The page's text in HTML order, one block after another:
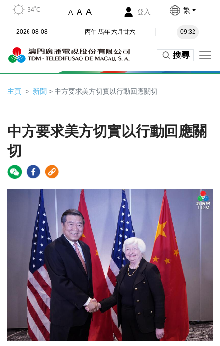
34˚C A A A 登入 繁
2026-08-08 丙午 馬年 六月廿六 09:32
搜尋
主頁 新聞 > 中方要求美方切實以行動回應關切
中方要求美方切實以行動回應關
切